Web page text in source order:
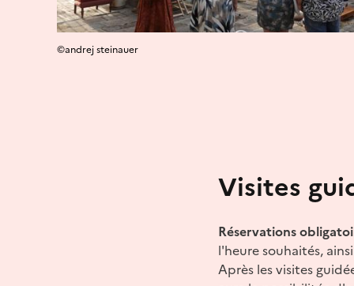
©andrej steinauer
Visites
Réservations
l'heure souhaités,
Après les visites